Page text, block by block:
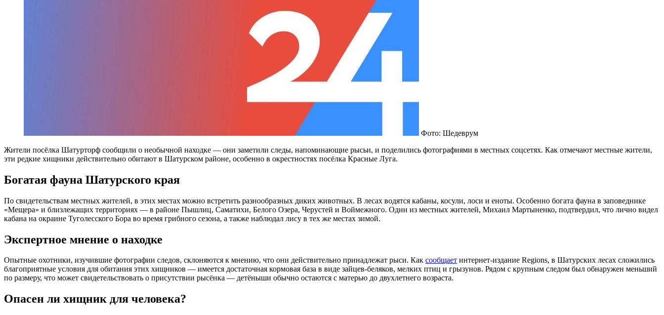
Фото: Шедеврум
Жители посёлка Шатурторф сообщили о необычной находке — они заметили следы, напоминающие рысьи, и поделились фотографиями в местных соцсетях. Как отмечают местные жители,
эти редкие хищники действительно обитают в Шатурском районе, особенно в окрестностях посёлка Красные Луга.
Богатая фауна Шатурского края
По свидетельствам местных жителей, в этих местах можно встретить разнообразных диких животных. В лесах водятся кабаны, косули, лоси и еноты. Особенно богата фауна в заповеднике
«Мещера» и близлежащих территориях — в районе Пышлиц, Саматихи, Белого Озера, Черустей и Воймежного. Один из местных жителей, Михаил Мартыненко, подтвердил, что лично видел
кабана на окраине Туголесского Бора во время грибного сезона, а также наблюдал лису в тех же местах зимой.
Экспертное мнение о находке
Опытные охотники, изучившие фотографии следов, склоняются к мнению, что они действительно принадлежат рыси. Как сообщает интернет-издание Regions, в Шатурских лесах сложились
благоприятные условия для обитания этих хищников — имеется достаточная кормовая база в виде зайцев-беляков, мелких птиц и грызунов. Рядом с крупным следом был обнаружен меньший
по размеру, что может свидетельствовать о присутствии рысёнка — детёныши обычно остаются с матерью до двухлетнего возраста.
Опасен ли хищник для человека?